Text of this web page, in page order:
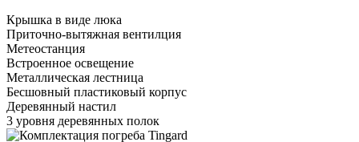
Крышка в виде люка
Приточно-вытяжная вентилция
Метеостанция
Встроенное освещение
Металлическая лестница
Бесшовный пластиковый корпус
Деревянный настил
3 уровня деревянных полок